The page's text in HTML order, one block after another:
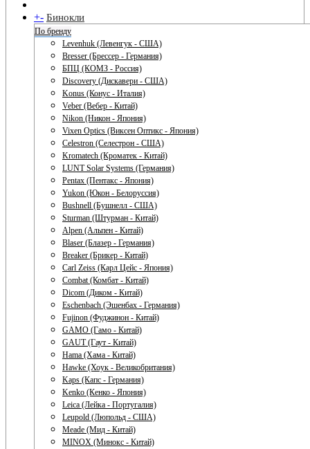
+- Бинокли
По бренду
Levenhuk (Левенгук - США)
Bresser (Брессер - Германия)
БПЦ (КОМЗ - Россия)
Discovery (Дискавери - США)
Konus (Конус - Италия)
Veber (Вебер - Китай)
Nikon (Никон - Япония)
Vixen Optics (Виксен Оптикс - Япония)
Celestron (Селестрон - США)
Kromatech (Кроматек - Китай)
LUNT Solar Systems (Германия)
Pentax (Пентакс - Япония)
Yukon (Юкон - Белоруссия)
Bushnell (Бушнелл - США)
Sturman (Штурман - Китай)
Alpen (Альпен - Китай)
Blaser (Блазер - Германия)
Breaker (Брикер - Китай)
Carl Zeiss (Карл Цейс - Япония)
Combat (Комбат - Китай)
Dicom (Диком - Китай)
Eschenbach (Эшенбах - Германия)
Fujinon (Фуджинон - Китай)
GAMO (Гамо - Китай)
GAUT (Гаут - Китай)
Hama (Хама - Китай)
Hawke (Хоук - Великобритания)
Kaps (Капс - Германия)
Kenko (Кенко - Япония)
Leica (Лейка - Португалия)
Leupold (Люпольд - США)
Meade (Мид - Китай)
MINOX (Минокс - Китай)